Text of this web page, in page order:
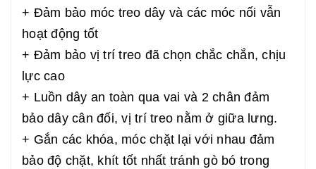
+ Đảm bảo móc treo dây và các móc nối vẫn
hoạt động tốt
+ Đảm bảo vị trí treo đã chọn chắc chắn, chịu
lực cao
+ Luồn dây an toàn qua vai và 2 chân đảm
bảo dây cân đối, vị trí treo nằm ở giữa lưng.
+ Gắn các khóa, móc chặt lại với nhau đảm
bảo độ chặt, khít tốt nhất tránh gò bó trong